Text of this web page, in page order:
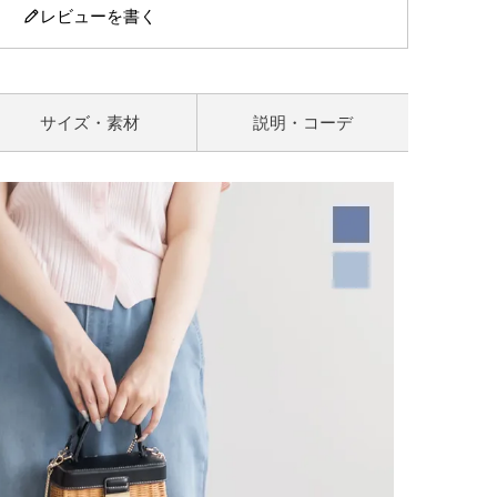
レビューを書く
サイズ・素材 説明・コーデ